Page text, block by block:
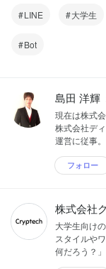
LINE 大学生
Bot
島田 洋輝
現在は株式
株式会社デ
運営に従事
フォロー
株式会社
大学生向け
スタイルや
何だろう？